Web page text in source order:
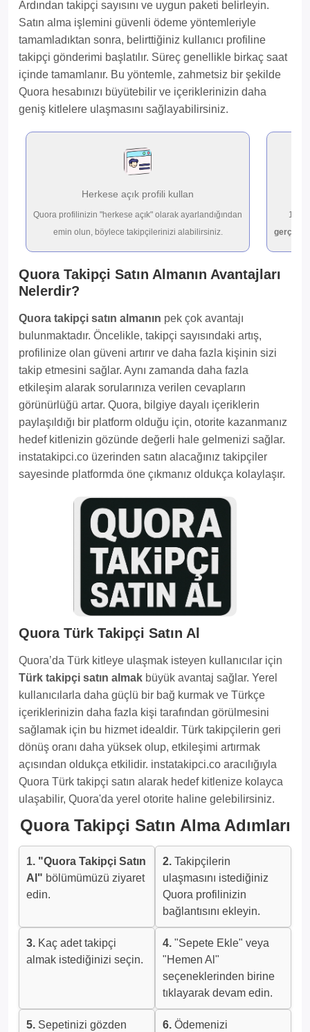
Ardından takipçi sayısını ve uygun paketi belirleyin.
Satın alma işlemini güvenli ödeme yöntemleriyle
tamamladıktan sonra, belirttiğiniz kullanıcı profiline
takipçi gönderimi başlatılır. Süreç genellikle birkaç saat
içinde tamamlanır. Bu yöntemle, zahmetsiz bir şekilde
Quora hesabınızı büyütebilir ve içeriklerinizin daha
geniş kitlelere ulaşmasını sağlayabilirsiniz.
Herkese açık profili kullan
Quora profilinizin "herkese açık" olarak ayarlandığından
emin olun, böylece takipçilerinizi alabilirsiniz.
10-
gerçek
Quora Takipçi Satın Almanın Avantajları
Nelerdir?
Quora takipçi satın almanın pek çok avantajı
bulunmaktadır. Öncelikle, takipçi sayısındaki artış,
profilinize olan güveni artırır ve daha fazla kişinin sizi
takip etmesini sağlar. Aynı zamanda daha fazla
etkileşim alarak sorularınıza verilen cevapların
görünürlüğü artar. Quora, bilgiye dayalı içeriklerin
paylaşıldığı bir platform olduğu için, otorite kazanmanız
hedef kitlenizin gözünde değerli hale gelmenizi sağlar.
instatakipci.co üzerinden satın alacağınız takipçiler
sayesinde platformda öne çıkmanız oldukça kolaylaşır.
Quora Türk Takipçi Satın Al
Quora’da Türk kitleye ulaşmak isteyen kullanıcılar için
Türk takipçi satın almak büyük avantaj sağlar. Yerel
kullanıcılarla daha güçlü bir bağ kurmak ve Türkçe
içeriklerinizin daha fazla kişi tarafından görülmesini
sağlamak için bu hizmet idealdir. Türk takipçilerin geri
dönüş oranı daha yüksek olup, etkileşimi artırmak
açısından oldukça etkilidir. instatakipci.co aracılığıyla
Quora Türk takipçi satın alarak hedef kitlenize kolayca
ulaşabilir, Quora'da yerel otorite haline gelebilirsiniz.
Quora Takipçi Satın Alma Adımları
1. "Quora Takipçi Satın
Al" bölümümüzü ziyaret
edin.
2. Takipçilerin
ulaşmasını istediğiniz
Quora profilinizin
bağlantısını ekleyin.
3. Kaç adet takipçi
almak istediğinizi seçin.
4. "Sepete Ekle" veya
"Hemen Al"
seçeneklerinden birine
tıklayarak devam edin.
5. Sepetinizi gözden
6. Ödemenizi